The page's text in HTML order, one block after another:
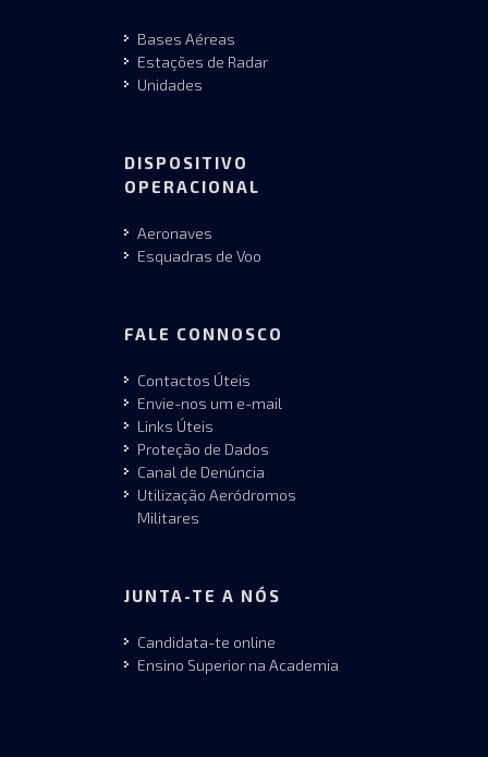
Bases Aéreas
Estações de Radar
Unidades
DISPOSITIVO
OPERACIONAL
Aeronaves
Esquadras de Voo
FALE CONNOSCO
Contactos Úteis
Envie-nos um e-mail
Links Úteis
Proteção de Dados
Canal de Denúncia
Utilização Aeródromos
Militares
JUNTA-TE A NÓS
Candidata-te online
Ensino Superior na Academia